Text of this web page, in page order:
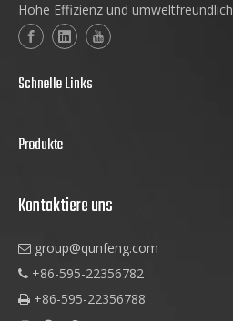
Hohe Effizienz und umweltfreundlich
Schnelle Links
Produkte
Kontaktiere uns
 group@qunfeng.com
 +86-595-22356782
 +86-595-22356788